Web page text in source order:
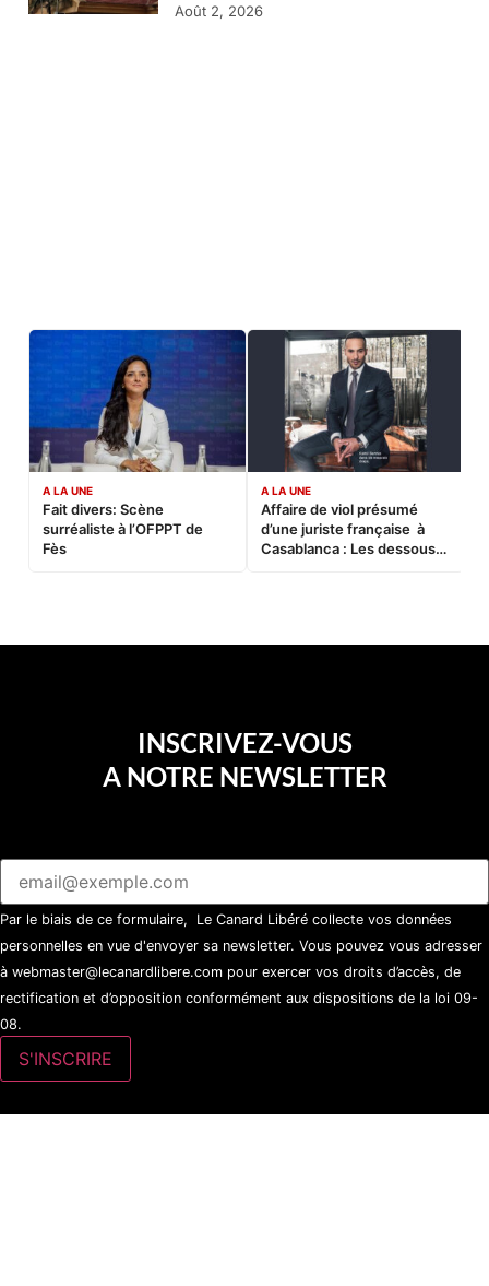
Août 2, 2026
A LA UNE
Fait divers: Scène
surréaliste à l’OFPPT de
Fès
A LA UNE
Affaire de viol présumé
d’une juriste française à
Casablanca : Les dessous
INSCRIVEZ-VOUS
A NOTRE NEWSLETTER
Par le biais de ce formulaire, Le Canard Libéré collecte vos données
personnelles en vue d'envoyer sa newsletter. Vous pouvez vous adresser
à webmaster@lecanardlibere.com pour exercer vos droits d’accès, de
rectification et d’opposition conformément aux dispositions de la loi 09-
08.